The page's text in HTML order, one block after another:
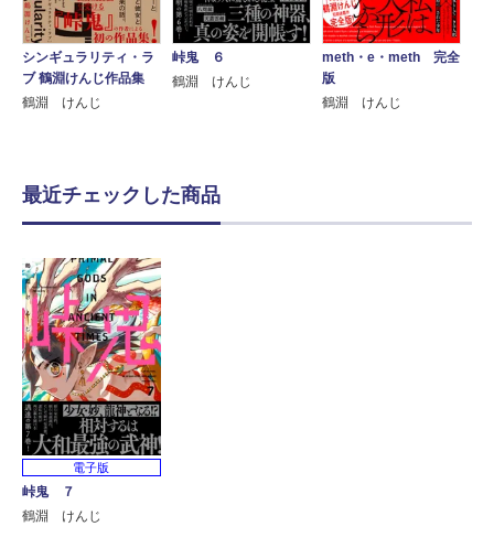
シンギュラリティ・ラ
ブ 鶴淵けんじ作品集
鶴淵 けんじ
峠鬼 ６
鶴淵 けんじ
meth・e・meth 完全
版
鶴淵 けんじ
最近チェックした商品
電子版
峠鬼 ７
鶴淵 けんじ